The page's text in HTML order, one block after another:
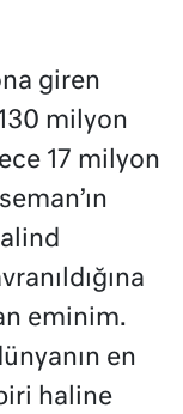
giren
milyon
17 milyon
eminim.
en
haline